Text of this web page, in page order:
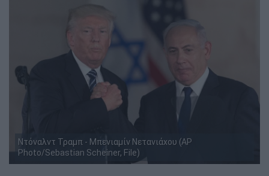
Ντόναλντ Τραμπ - Μπενιαμίν Νετανιάχου (AP
Photo/Sebastian Scheiner, File)